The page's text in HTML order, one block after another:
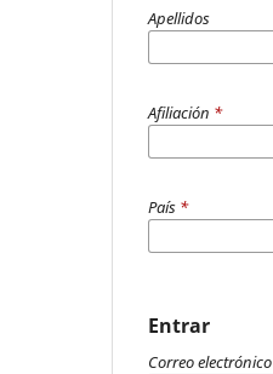
Apellidos
Afiliación *
País *
Entrar
Correo electrónico